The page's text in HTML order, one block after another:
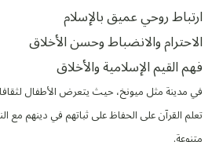
ارتباط روحي عميق بالإسلام
الاحترام والانضباط وحسن الأخلاق
فهم القيم الإسلامية والأخلاق
في مدينة مثل ميونخ، حيث يتعرض الأطفال
تعلم القرآن على الحفاظ على ثباتهم في دينهم مع